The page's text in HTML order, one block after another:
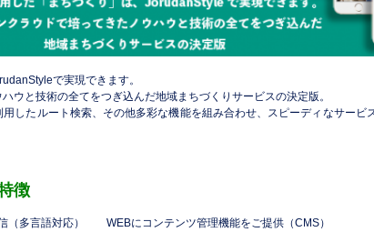
で実現できます。
ウと技術の全てをつぎ込んだ地域まちづくりサービスの決定版。
したルート検索、その他多彩な機能を組み合わせ、スピーディなサービ
徴
（多言語対応） WEBにコンテンツ管理機能をご提供（CMS）